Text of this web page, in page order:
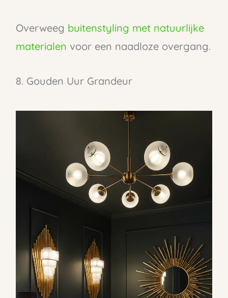
Overweeg buitenstyling met natuurlijke
materialen voor een naadloze overgang.
8. Gouden Uur Grandeur